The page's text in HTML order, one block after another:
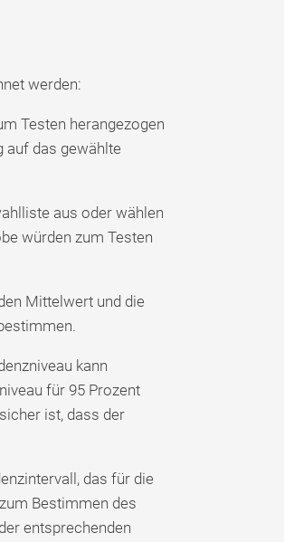
werden:
Testen herangezogen
auf das gewählte
aus oder wählen
würden zum Testen
Mittelwert und die
kann
für 95 Prozent
ist, dass der
das für die
Bestimmen des
entsprechenden